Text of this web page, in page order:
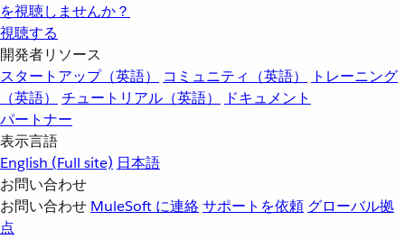
を視聴しませんか？
視聴する
開発者リソース
スタートアップ（英語）
コミュニティ（英語）
トレーニング
（英語）
チュートリアル（英語）
ドキュメント
パートナー
表示言語
English (Full site) 日本語
お問い合わせ
お問い合わせ MuleSoft に連絡サポートを依頼 グローバル拠
点